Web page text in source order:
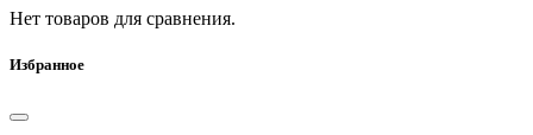
Нет товаров для сравнения.
Избранное